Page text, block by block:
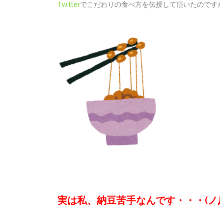
Twitterでこだわりの食べ方を伝授して頂いたのです
実は私、納豆苦手なんです・・・(ノ